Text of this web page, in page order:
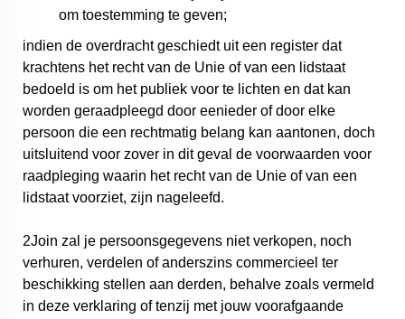
om toestemming te geven;
indien de overdracht geschiedt uit een register dat
krachtens het recht van de Unie of van een lidstaat
bedoeld is om het publiek voor te lichten en dat kan
worden geraadpleegd door eenieder of door elke
persoon die een rechtmatig belang kan aantonen, doch
uitsluitend voor zover in dit geval de voorwaarden voor
raadpleging waarin het recht van de Unie of van een
lidstaat voorziet, zijn nageleefd.
2Join zal je persoonsgegevens niet verkopen, noch
verhuren, verdelen of anderszins commercieel ter
beschikking stellen aan derden, behalve zoals vermeld
in deze verklaring of tenzij met jouw voorafgaande